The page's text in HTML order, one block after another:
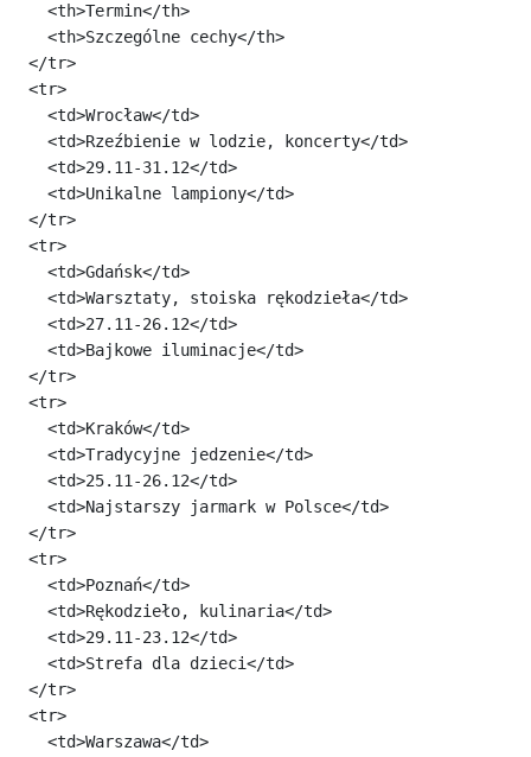
    <th>Termin</th>
    <th>Szczególne cechy</th>
  </tr>
  <tr>
    <td>Wrocław</td>
    <td>Rzeźbienie w lodzie, koncerty</td>
    <td>29.11-31.12</td>
    <td>Unikalne lampiony</td>
  </tr>
  <tr>
    <td>Gdańsk</td>
    <td>Warsztaty, stoiska rękodzieła</td>
    <td>27.11-26.12</td>
    <td>Bajkowe iluminacje</td>
  </tr>
  <tr>
    <td>Kraków</td>
    <td>Tradycyjne jedzenie</td>
    <td>25.11-26.12</td>
    <td>Najstarszy jarmark w Polsce</td>
  </tr>
  <tr>
    <td>Poznań</td>
    <td>Rękodzieło, kulinaria</td>
    <td>29.11-23.12</td>
    <td>Strefa dla dzieci</td>
  </tr>
  <tr>
    <td>Warszawa</td>